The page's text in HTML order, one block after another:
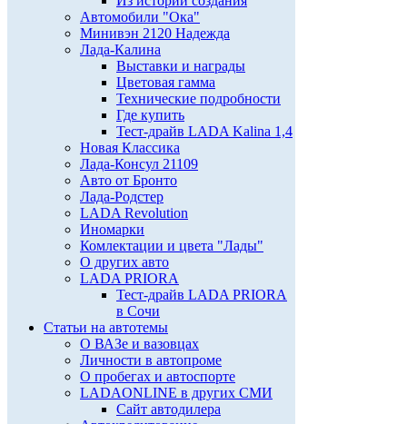
Автомобили "Ока"
Минивэн 2120 Надежда
Лада-Калина
Выставки и награды
Цветовая гамма
Технические подробности
Где купить
Тест-драйв LADA Kalina 1,4
Новая Классика
Лада-Консул 21109
Авто от Бронто
Лада-Родстер
LADA Revolution
Иномарки
Комлектации и цвета "Лады"
О других авто
LADA PRIORA
Тест-драйв LADA PRIORA
в Сочи
Статьи на автотемы
О ВАЗе и вазовцах
Личности в автопроме
О пробегах и автоспорте
LADAONLINE в других СМИ
Сайт автодилера